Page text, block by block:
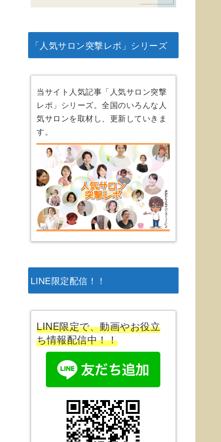
「人気サロン突撃レポ」シリーズ
当サイト人気記事「人気サロン突撃
レポ」シリーズ。全国のいろんな人
気サロンを取材し、更新していきま
す。
LINE限定配信！！
LINE限定で、動画やお役立
ち情報配信中！！